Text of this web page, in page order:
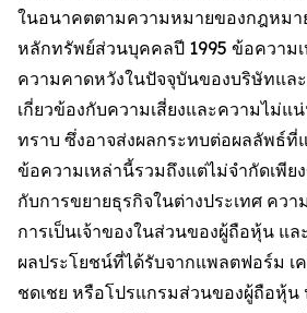
ในอนาคตตามความหมายของกฎหมา
หลักทรัพย์ส่วนบุคคลปี 1995 ข้อความ
ความคาดหวังในปัจจุบันของบริษัทแล
เกี่ยวข้องกับความเสี่ยงและความไม่แ
ทราบ ซึ่งอาจส่งผลกระทบต่อผลลัพธ์
ข้อความเหล่านี้รวมถึงแต่ไม่จำกัดเพีย
กับการขยายธุรกิจในต่างประเทศ คว
การเป็นเจ้าของในส่วนของผู้ถือหุ้น แ
ผลประโยชน์ที่ได้รับจากแพลตฟอร์ม เ
ชดเชย หรือโปรแกรมส่วนของผู้ถือหุ้